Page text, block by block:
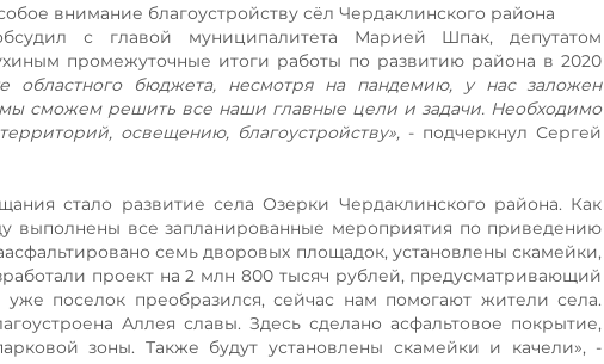
внимание благоустройству сёл Чердаклинского района
с главой муниципалитета Марией Шпак, депутатом
промежуточные итоги работы по развитию района в 2020
областного бюджета, несмотря на пандемию, у нас заложен
сможем решить все наши главные цели и задачи. Необходимо
освещению, благоустройству», - подчеркнул Сергей
стало развитие села Озерки Чердаклинского района. Как
выполнены все запланированные мероприятия по приведению
семь дворовых площадок, установлены скамейки,
проект на 2 млн 800 тысяч рублей, предусматривающий
поселок преобразился, сейчас нам помогают жители села.
Аллея славы. Здесь сделано асфальтовое покрытие,
зоны. Также будут установлены скамейки и качели», -